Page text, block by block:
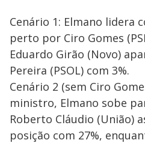
Cenário 1: Elmano lidera
perto por Ciro Gomes
Eduardo Girão (Novo)
Pereira (PSOL) com 3%.
Cenário 2 (sem Ciro
ministro, Elmano sobe
Roberto Cláudio (União)
posição com 27%,